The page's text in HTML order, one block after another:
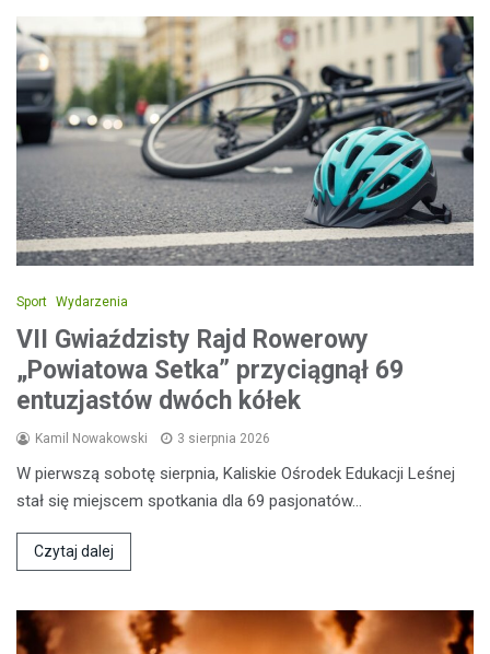
Sport Wydarzenia
VII Gwiaździsty Rajd Rowerowy
„Powiatowa Setka” przyciągnął 69
entuzjastów dwóch kółek
Kamil Nowakowski 3 sierpnia 2026
W pierwszą sobotę sierpnia, Kaliskie Ośrodek Edukacji Leśnej
stał się miejscem spotkania dla 69 pasjonatów…
Czytaj dalej